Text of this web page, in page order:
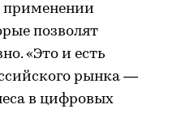
позволят
«Это и есть
рынка —
в цифровых